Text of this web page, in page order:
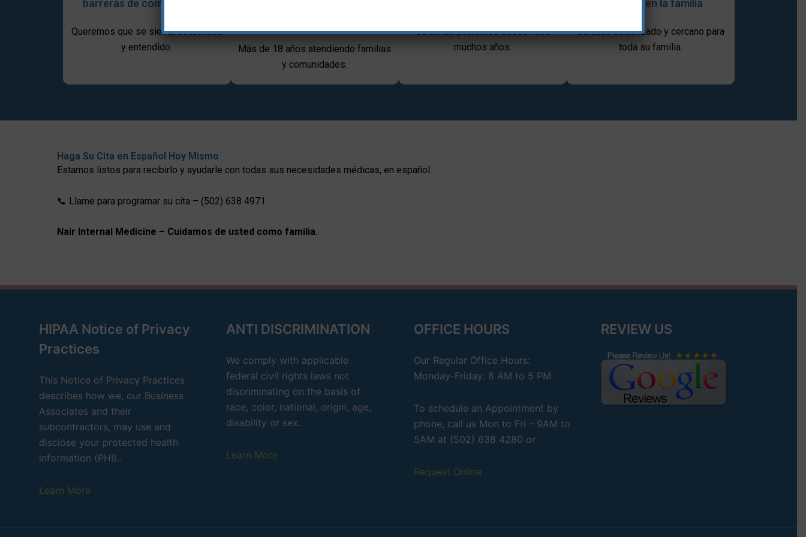
barreras de comunicación
Queremos que se sienta escuchado
y entendido.
Más de 18 años atendiendo familias
y comunidades.
Cuidando pacientes desde hace
muchos años.
centrada en la familia
Cuidado actualizado y cercano para
toda su familia.
Haga Su Cita en Español Hoy Mismo
Estamos listos para recibirlo y ayudarle con todas sus necesidades médicas, en español.
📞 Llame para programar su cita – (502) 638 4971
Nair Internal Medicine – Cuidamos de usted como familia.
HIPAA Notice of Privacy
Practices
This Notice of Privacy Practices
describes how we, our Business
Associates and their
subcontractors, may use and
disclose your protected health
information (PHI)..
Learn More
ANTI DISCRIMINATION
We comply with applicable
federal civil rights laws not
discriminating on the basis of
race, color, national, origin, age,
disability or sex.
Learn More
OFFICE HOURS
Our Regular Office Hours:
Monday-Friday: 8 AM to 5 PM
To schedule an Appointment by
phone, call us Mon to Fri – 9AM to
5AM at (502) 638 4280 or
Request Online
REVIEW US